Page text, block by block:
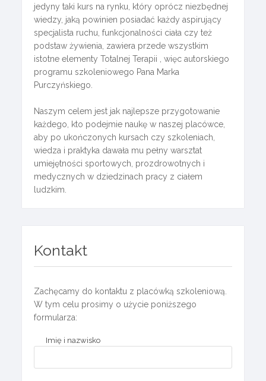
jedyny taki kurs na rynku, który oprócz niezbędnej
wiedzy, jaką powinien posiadać każdy aspirujący
specjalista ruchu, funkcjonalności ciała czy też
podstaw żywienia, zawiera przede wszystkim
istotne elementy Totalnej Terapii , więc autorskiego
programu szkoleniowego Pana Marka
Purczyńskiego.
Naszym celem jest jak najlepsze przygotowanie
każdego, kto podejmie naukę w naszej placówce,
aby po ukończonych kursach czy szkoleniach,
wiedza i praktyka dawała mu pełny warsztat
umiejętności sportowych, prozdrowotnych i
medycznych w dziedzinach pracy z ciałem
ludzkim.
Kontakt
Zachęcamy do kontaktu z placówką szkoleniową.
W tym celu prosimy o użycie poniższego
formularza:
Imię i nazwisko